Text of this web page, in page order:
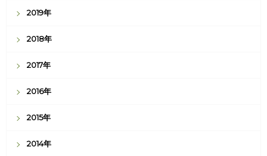
2019年
2018年
2017年
2016年
2015年
2014年